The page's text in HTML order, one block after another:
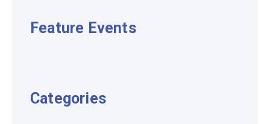
Feature Events
Categories